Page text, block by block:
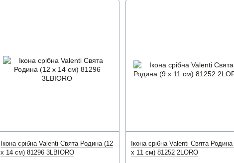
Ікона срібна Valenti Свята Родина (12
x 14 см) 81296 3LBIORO
Ікона срібна Valenti Свята Родина
x 11 см) 81252 2LORO